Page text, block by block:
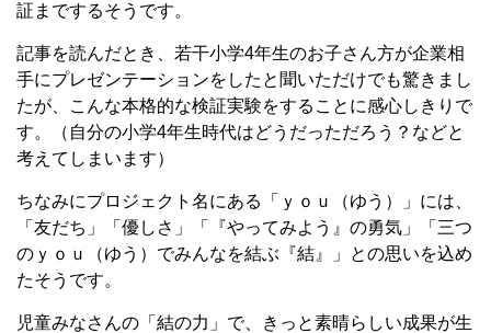
証までするそうです。
記事を読んだとき、若干小学4年生のお子さん方が企業相
手にプレゼンテーションをしたと聞いただけでも驚きまし
たが、こんな本格的な検証実験をすることに感心しきりで
す。（自分の小学4年生時代はどうだっただろう？などと
考えてしまいます）
ちなみにプロジェクト名にある「ｙｏｕ（ゆう）」には、
「友だち」「優しさ」「『やってみよう』の勇気」「三つ
のｙｏｕ（ゆう）でみんなを結ぶ『結』」との思いを込め
たそうです。
児童みなさんの「結の力」で、きっと素晴らしい成果が生